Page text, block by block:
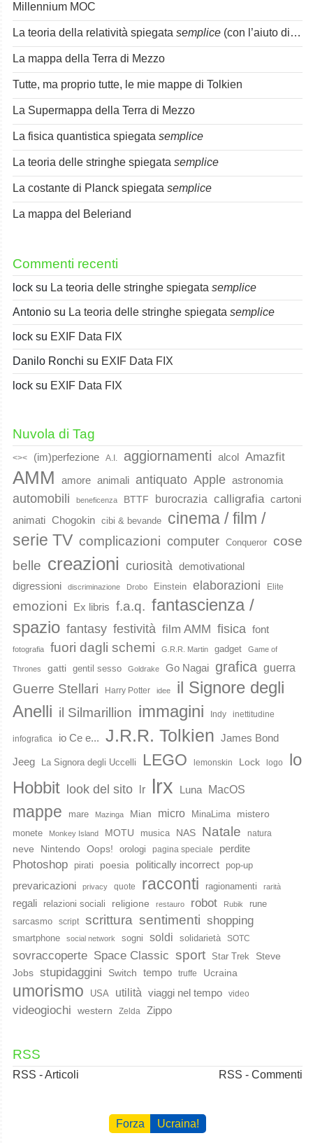
Millennium MOC
La teoria della relatività spiegata semplice (con l’aiuto di Spok)
La mappa della Terra di Mezzo
Tutte, ma proprio tutte, le mie mappe di Tolkien
La Supermappa della Terra di Mezzo
La fisica quantistica spiegata semplice
La teoria delle stringhe spiegata semplice
La costante di Planck spiegata semplice
La mappa del Beleriand
Commenti recenti
lock su La teoria delle stringhe spiegata semplice
Antonio su La teoria delle stringhe spiegata semplice
lock su EXIF Data FIX
Danilo Ronchi su EXIF Data FIX
lock su EXIF Data FIX
Nuvola di Tag
<>< (im)perfezione A.I. aggiornamenti alcol Amazfit
AMM amore animali antiquato Apple astronomia
automobili beneficenza BTTF burocrazia calligrafia cartoni
animati Chogokin cibi & bevande
cinema / film /
serie TV complicazioni computer Conqueror
cose
belle creazioni curiosità demotivational
digressioni
discriminazione Drobo Einstein elaborazioni Elite
emozioni Ex libris f.a.q. fantascienza /
spazio fantasy festività film AMM fisica font
fotografia fuori dagli schemi G.R.R. Martin gadget Game of
Thrones gatti gentil sesso Goldrake Go Nagai grafica guerra
Guerre Stellari Harry Potter idee
il Signore degli
Anelli il Silmarillion immagini Indy inettitudine
infografica io Ce e... J.R.R. Tolkien James Bond
Jeeg La Signora degli Uccelli LEGO lemonskin Lock logo
lo
Hobbit
look del sito lr lrx Luna MacOS
mappe mare Mazinga Mian micro MinaLima mistero
monete Monkey Island MOTU musica NAS Natale natura
neve Nintendo Oops! orologi pagina speciale perdite
Photoshop pirati poesia politically incorrect pop-up
prevaricazioni privacy quote racconti ragionamenti rarità
regali relazioni sociali religione restauro robot Rubik
rune
sarcasmo
script scrittura sentimenti shopping
smartphone social network sogni soldi solidarietà SOTC
sovraccoperte Space Classic sport Star Trek
Steve
Jobs stupidaggini Switch tempo truffe Ucraina
umorismo USA utilità viaggi nel tempo video
videogiochi western Zelda Zippo
RSS
RSS - Articoli RSS - Commenti
Forza Ucraina!